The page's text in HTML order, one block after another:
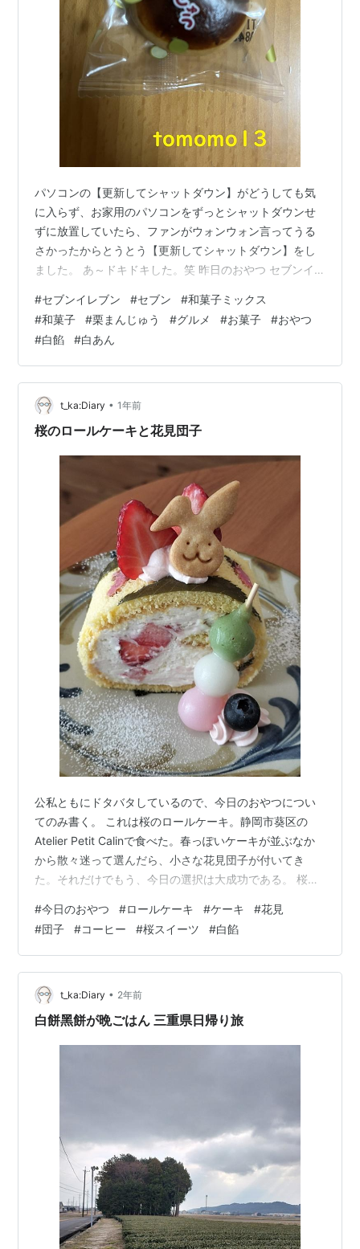
パソコンの【更新してシャットダウン】がどうしても気
に入らず、お家用のパソコンをずっとシャットダウンせ
ずに放置していたら、ファンがウォンウォン言ってうる
さかったからとうとう【更新してシャットダウン】をし
ました。 あ～ドキドキした。笑 昨日のおやつ セブンイ
いつか買ってブログにしようと思っていたお菓子。 でも
ね、セブンイレブンに行ったらスナック菓子の方を買っ
てしまうのでなかなか実行出来なかった。 そんなとこ
ろ、Wさんに頂いたのでちょっとラッキーと思っていま
す。 開封。 コロンとした一口サイズの栗まんじゅう。
小さいのにちゃんと形になっているの…
#セブンイレブン #セブン #和菓子ミックス
#和菓子 #栗まんじゅう #グルメ #お菓子 #おやつ
#白餡 #白あん
t_ka:Diary • 1年前
桜のロールケーキと花見団子
公私ともにドタバタしているので、今日のおやつについ
てのみ書く。 これは桜のロールケーキ。静岡市葵区の
Atelier Petit Calinで食べた。春っぽいケーキが並ぶなか
から散々迷って選んだら、小さな花見団子が付いてき
た。それだけでもう、今日の選択は大成功である。 桜風
り。白餡を使っているのだという。聞かなければわから
ないが、さりげない和風の味になっていて感心してしま
う。 コーヒーをゆっくり飲んで、今日のおやつはおしま
い。 たべるたのしみ 改訂文庫版 作者:甲斐 みのり mille
books Amazon くらすたのしみ 改訂文庫版 作者:甲…
#今日のおやつ #ロールケーキ #ケーキ #花見
#団子 #コーヒー #桜スイーツ #白餡
t_ka:Diary • 2年前
白餅黑餅が晩ごはん 三重県日帰り旅